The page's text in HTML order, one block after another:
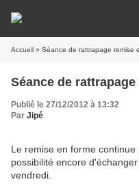
Accueil » Séance de rattrapage remise
Séance de
Publié le 27/12/2012 à 13:32
Par Jipé
Le remise en forme
possibilité encore
vendredi.